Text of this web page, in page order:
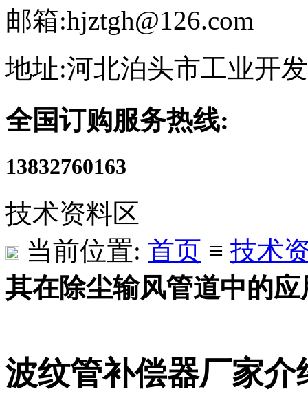
邮箱:hjztgh@126.com
地址:河北泊头市工业开
全国订购服务热线:
13832760163
技术资料区
当前位置: 首页 ≡ 技术
其在除尘输风管道中的应
波纹管补偿器厂家